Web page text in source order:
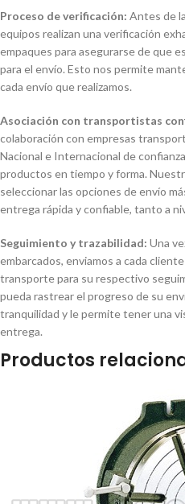
Proceso de verificación: Antes de
equipos realizan una verificación
empaques para asegurarse de que
para el envío. Esto nos permite
cada envío que realizamos.
Asociación con transportistas
colaboración con empresas
Nacional e Internacional de
productos en tiempo y forma.
seleccionar las opciones de envío
entrega rápida y confiable, tanto a
Seguimiento y trazabilidad: Una
embarcados, enviamos a cada
transporte para su respectivo
pueda rastrear el progreso de su
tranquilidad y le permite tener una
entrega.
Productos